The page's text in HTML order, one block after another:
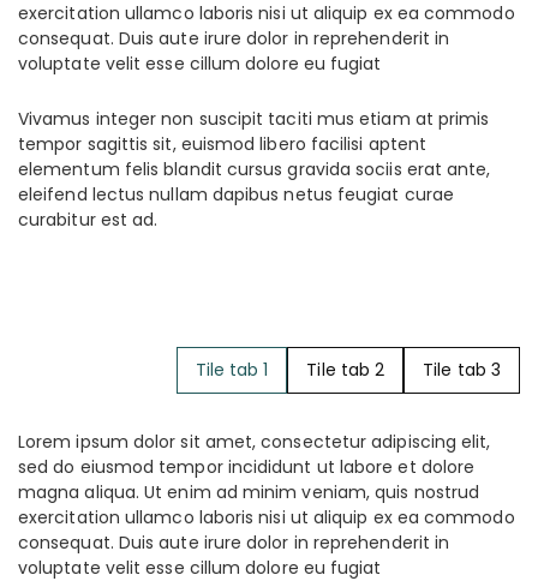
exercitation ullamco laboris nisi ut aliquip ex ea commodo
consequat. Duis aute irure dolor in reprehenderit in
voluptate velit esse cillum dolore eu fugiat
Vivamus integer non suscipit taciti mus etiam at primis
tempor sagittis sit, euismod libero facilisi aptent
elementum felis blandit cursus gravida sociis erat ante,
eleifend lectus nullam dapibus netus feugiat curae
curabitur est ad.
Tile tab 1 Tile tab 2 Tile tab 3
Lorem ipsum dolor sit amet, consectetur adipiscing elit,
sed do eiusmod tempor incididunt ut labore et dolore
magna aliqua. Ut enim ad minim veniam, quis nostrud
exercitation ullamco laboris nisi ut aliquip ex ea commodo
consequat. Duis aute irure dolor in reprehenderit in
voluptate velit esse cillum dolore eu fugiat